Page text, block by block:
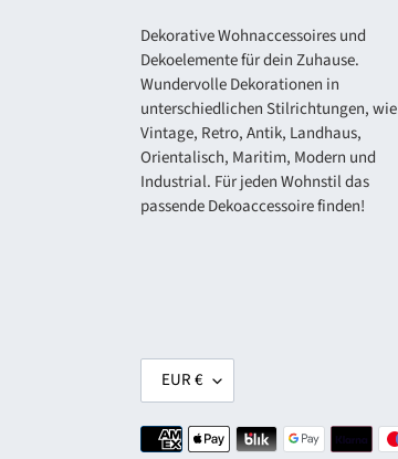
Dekorative Wohnaccessoires und
Dekoelemente für dein Zuhause.
Wundervolle Dekorationen in
unterschiedlichen Stilrichtungen, wie
Vintage, Retro, Antik, Landhaus,
Orientalisch, Maritim, Modern und
Industrial. Für jeden Wohnstil das
passende Dekoaccessoire finden!
W
ä
h
EUR €
Zahlungsmethoden